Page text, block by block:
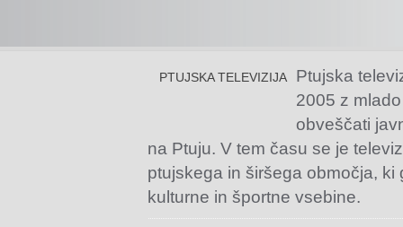
PTUJSKA TELEVIZIJA
Ptujska
2005 z
obveščati
na Ptuju. V tem času se je
ptujskega in širšega območja,
kulturne in športne vsebine.